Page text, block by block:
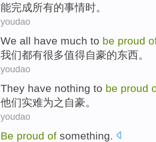
能完成所有的事情时。
youdao
We all have much to be proud
我们都有很多值得自豪的东西。
youdao
They have nothing to be proud
他们实难为之自豪。
youdao
Be proud of something